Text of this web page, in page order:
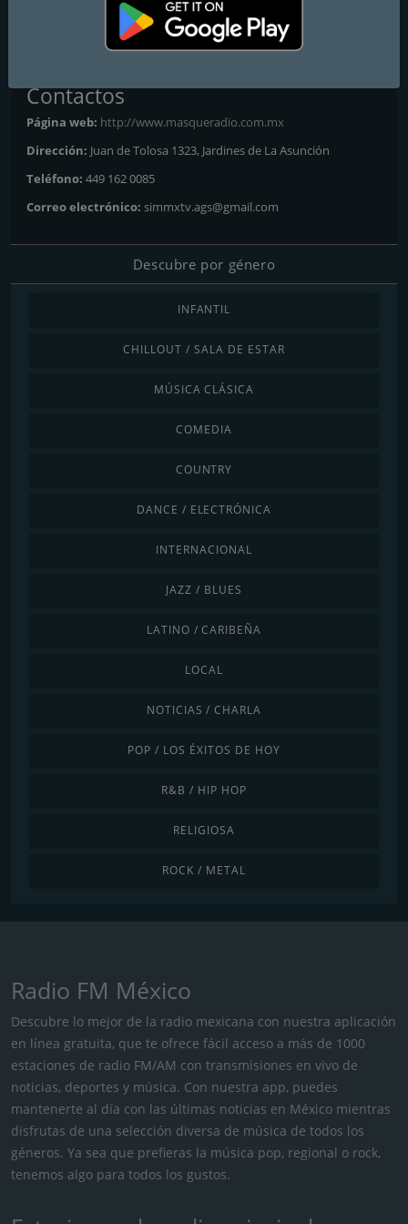
Frecuencias FM
: 97.7 FM
Contactos
Página web: http://www.masqueradio.com.mx
Dirección: Juan de Tolosa 1323, Jardines de La Asunción
Teléfono: 449 162 0085
Correo electrónico: simmxtv.ags@gmail.com
Descubre por género
INFANTIL
CHILLOUT / SALA DE ESTAR
MÚSICA CLÁSICA
COMEDIA
COUNTRY
DANCE / ELECTRÓNICA
INTERNACIONAL
JAZZ / BLUES
LATINO / CARIBEÑA
LOCAL
NOTICIAS / CHARLA
POP / LOS ÉXITOS DE HOY
R&B / HIP HOP
RELIGIOSA
ROCK / METAL
Radio FM México
Descubre lo mejor de la radio mexicana con nuestra aplicación
en línea gratuita, que te ofrece fácil acceso a más de 1000
estaciones de radio FM/AM con transmisiones en vivo de
noticias, deportes y música. Con nuestra app, puedes
mantenerte al día con las últimas noticias en México mientras
disfrutas de una selección diversa de música de todos los
géneros. Ya sea que prefieras la música pop, regional o rock,
tenemos algo para todos los gustos.